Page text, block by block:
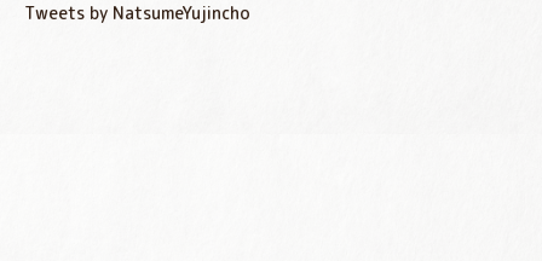
Tweets by NatsumeYujincho